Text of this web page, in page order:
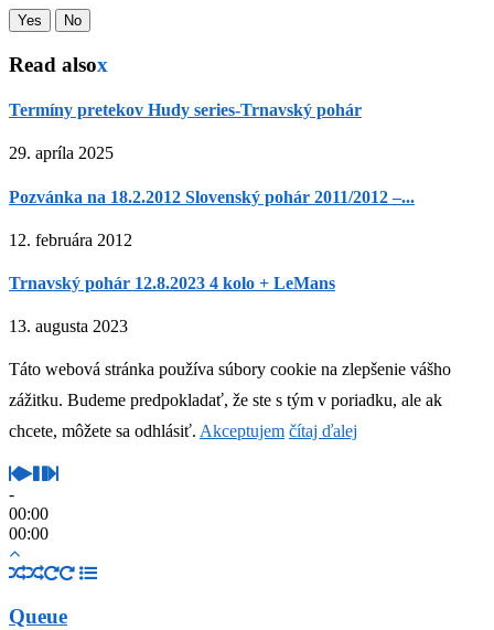
Yes No
Read alsox
Termíny pretekov Hudy series-Trnavský pohár
29. apríla 2025
Pozvánka na 18.2.2012 Slovenský pohár 2011/2012 –...
12. februára 2012
Trnavský pohár 12.8.2023 4 kolo + LeMans
13. augusta 2023
Táto webová stránka používa súbory cookie na zlepšenie vášho
zážitku. Budeme predpokladať, že ste s tým v poriadku, ale ak
chcete, môžete sa odhlásiť. Akceptujem čítaj ďalej
-
00:00
00:00
Queue